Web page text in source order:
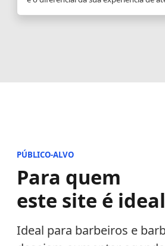
PÚBLICO-ALVO
Para quem
este site é
Ideal para barbeiros e